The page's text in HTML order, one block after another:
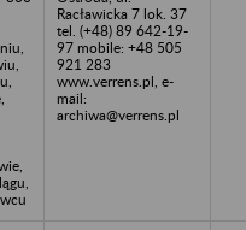
Racławicka 7 lok. 37
tel. (+48) 89 642-19-
97 mobile: +48 505
921 283
www.verrens.pl, e-
mail:
archiwa@verrens.pl